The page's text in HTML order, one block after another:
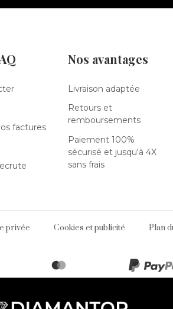
factures
Nos avantages
Livraison adaptée
Retours et
remboursements
Paiement 100%
sécurisé et jusqu'à 4X
sans frais
privée Cookies et publicité Plan